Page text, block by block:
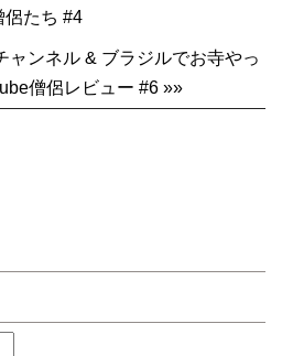
侶たち #4
ャンネル & ブラジルでお寺やっ
僧侶レビュー #6 »»